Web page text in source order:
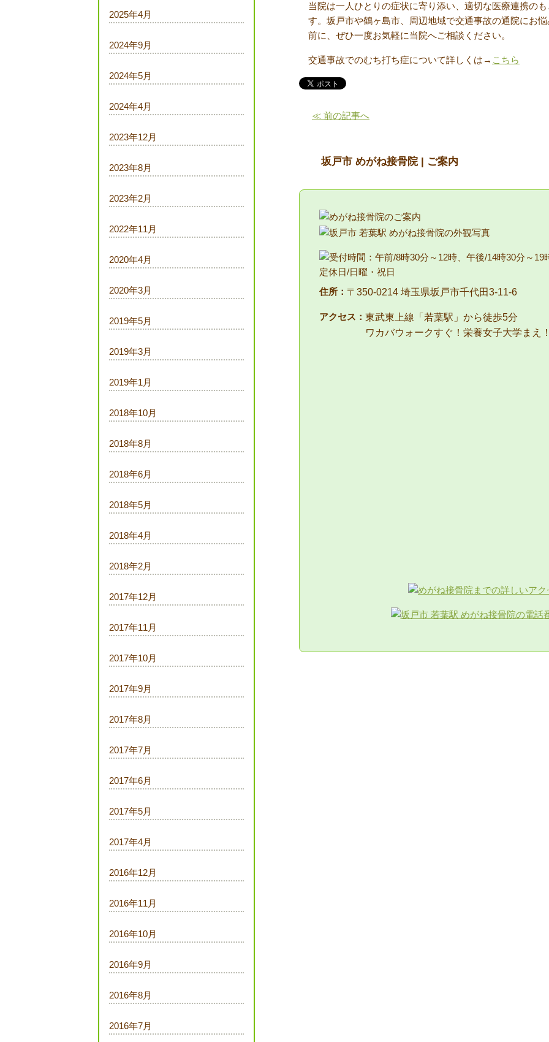
当院は一人ひとりの症状に寄り添い、適切な医療連携の
す。坂戸市や鶴ヶ島市、周辺地域で交通事故の通院にお
前に、ぜひ一度お気軽に当院へご相談ください。
交通事故でのむち打ち症について詳しくは→ こちら
≪ 前の記事へ
坂戸市 めがね接骨院 | ご案内
住所： 〒350-0214 埼玉県坂戸市千代田3-11-6
アクセス： 東武東上線「若葉駅」から徒歩5分
ワカバウォークすぐ！栄養女子大学まえ
2025年4月
2024年9月
2024年5月
2024年4月
2023年12月
2023年8月
2023年2月
2022年11月
2020年4月
2020年3月
2019年5月
2019年3月
2019年1月
2018年10月
2018年8月
2018年6月
2018年5月
2018年4月
2018年2月
2017年12月
2017年11月
2017年10月
2017年9月
2017年8月
2017年7月
2017年6月
2017年5月
2017年4月
2016年12月
2016年11月
2016年10月
2016年9月
2016年8月
2016年7月